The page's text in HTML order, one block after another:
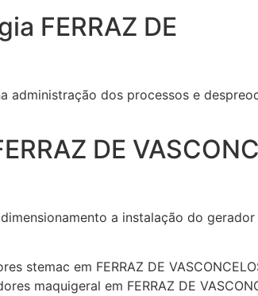
FERRAZ DE
administração dos processos e
DE
a instalação do gerador
stemac em FERRAZ DE
maquigeral em FERRAZ DE